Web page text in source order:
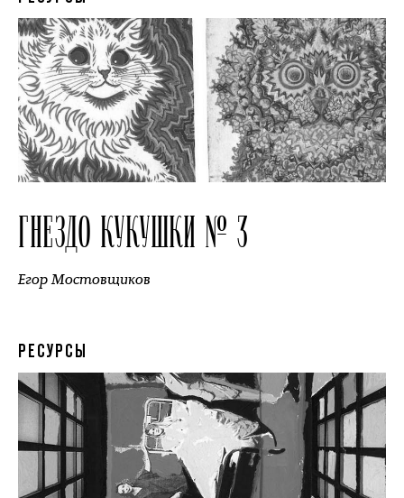
ГНЕЗДО КУКУШКИ № 3
Егор Мостовщиков
РЕСУРСЫ